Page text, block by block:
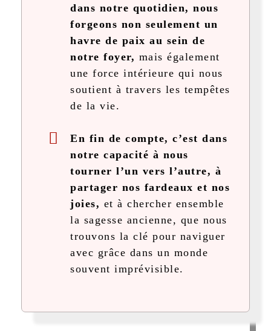
dans notre quotidien, nous
forgeons non seulement un
havre de paix au sein de
notre foyer, mais également
une force intérieure qui nous
soutient à travers les tempêtes
de la vie.
En fin de compte, c’est dans
notre capacité à nous
tourner l’un vers l’autre, à
partager nos fardeaux et nos
joies, et à chercher ensemble
la sagesse ancienne, que nous
trouvons la clé pour naviguer
avec grâce dans un monde
souvent imprévisible.